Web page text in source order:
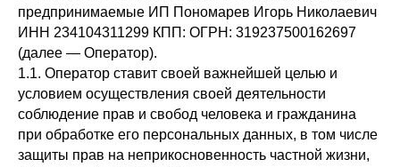
предпринимаемые ИП Пономарев Игорь Николаевич
ИНН 234104311299 КПП: ОГРН: 319237500162697
(далее — Оператор).
1.1. Оператор ставит своей важнейшей целью и
условием осуществления своей деятельности
соблюдение прав и свобод человека и гражданина
при обработке его персональных данных, в том числе
защиты прав на неприкосновенность частной жизни,